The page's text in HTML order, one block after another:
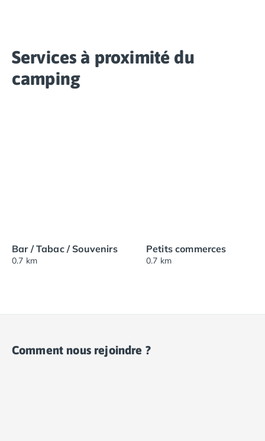
Services à proximité du
camping
Bar / Tabac / Souvenirs
0.7 km
Petits commerces
0.7 km
Comment nous rejoindre ?